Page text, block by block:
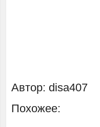
Автор: disa407
Похожее: